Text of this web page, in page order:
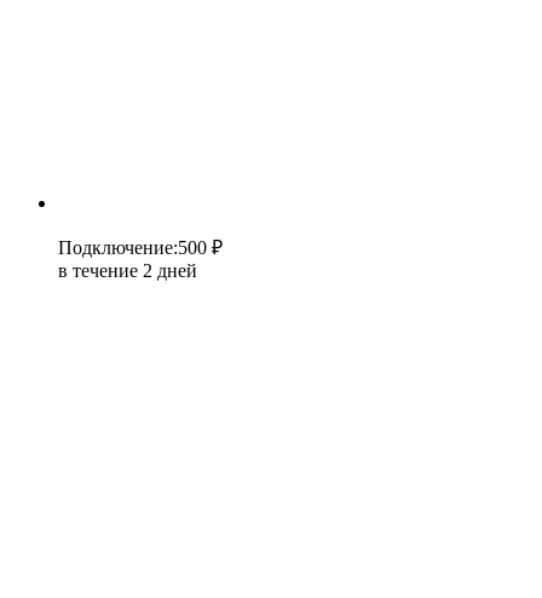
Подключение:500 ₽
в течение 2 дней